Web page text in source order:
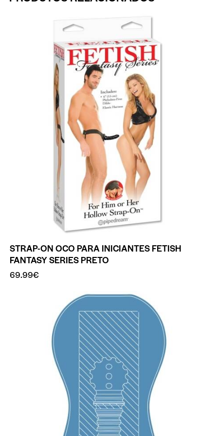
STRAP-ON OCO PARA INICIANTES FETISH
FANTASY SERIES PRETO
69.99€